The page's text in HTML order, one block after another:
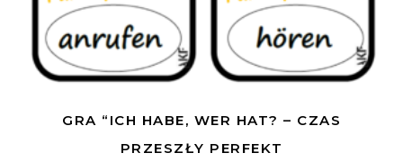
GRA “ICH HABE, WER HAT? – CZAS
PRZESZŁY PERFEKT